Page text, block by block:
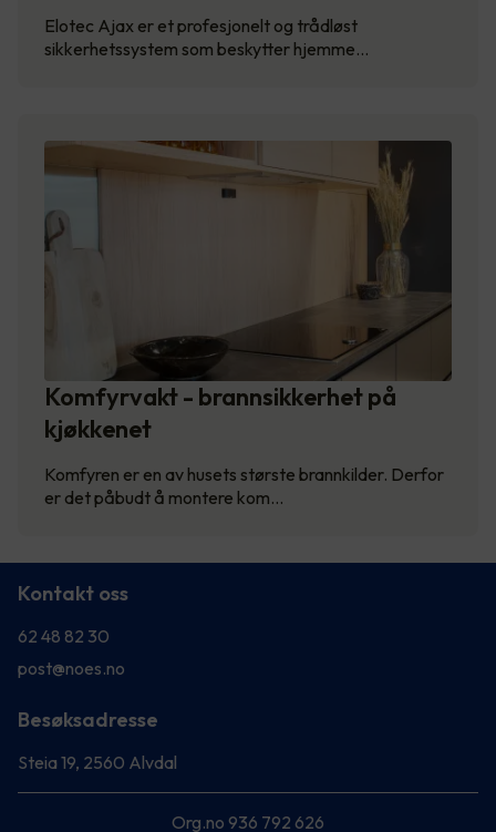
Elotec Ajax er et profesjonelt og trådløst
sikkerhetssystem som beskytter hjemme…
Komfyrvakt - brannsikkerhet på
kjøkkenet
Komfyren er en av husets største brannkilder. Derfor
er det påbudt å montere kom…
Kontakt oss
62 48 82 30
post@noes.no
Besøksadresse
Steia 19, 2560 Alvdal
Org.no 936 792 626